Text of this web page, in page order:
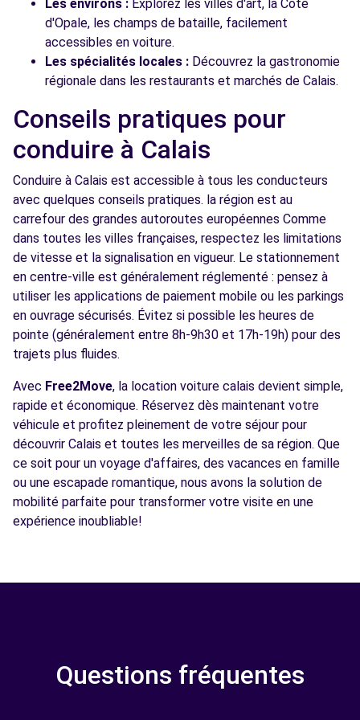
Les environs : Explorez les villes d'art, la Côte
d'Opale, les champs de bataille, facilement
accessibles en voiture.
Les spécialités locales : Découvrez la gastronomie
régionale dans les restaurants et marchés de Calais.
Conseils pratiques pour
conduire à Calais
Conduire à Calais est accessible à tous les conducteurs
avec quelques conseils pratiques. la région est au
carrefour des grandes autoroutes européennes Comme
dans toutes les villes françaises, respectez les limitations
de vitesse et la signalisation en vigueur. Le stationnement
en centre-ville est généralement réglementé : pensez à
utiliser les applications de paiement mobile ou les parkings
en ouvrage sécurisés. Évitez si possible les heures de
pointe (généralement entre 8h-9h30 et 17h-19h) pour des
trajets plus fluides.
Avec Free2Move, la location voiture calais devient simple,
rapide et économique. Réservez dès maintenant votre
véhicule et profitez pleinement de votre séjour pour
découvrir Calais et toutes les merveilles de sa région. Que
ce soit pour un voyage d'affaires, des vacances en famille
ou une escapade romantique, nous avons la solution de
mobilité parfaite pour transformer votre visite en une
expérience inoubliable!
Questions fréquentes